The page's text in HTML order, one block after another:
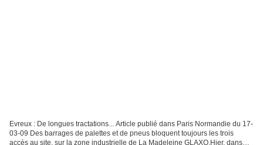
Evreux : De longues tractations... Article publié dans Paris Normandie du 17-
03-09 Des barrages de palettes et de pneus bloquent toujours les trois
accès au site, sur la zone industrielle de La Madeleine GLAXO.Hier, dans